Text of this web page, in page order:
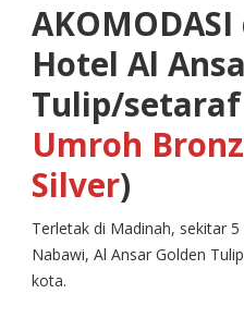
Hotel Al
Tulip/
Umroh
Silver)
Terletak di Madinah, sekitar
Nabawi, Al Ansar Golden
kota.